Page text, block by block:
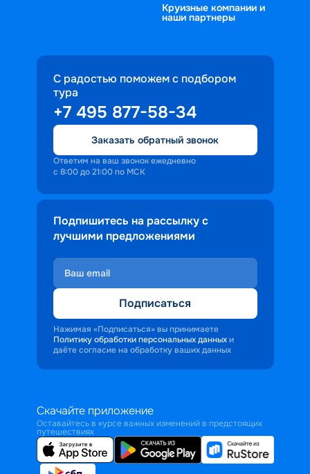
Круизные компании и
наши партнеры
С радостью поможем с подбором
тура
+7 495 877-58-34
Заказать обратный звонок
Ответим на ваш звонок ежедневно
с 8:00 до 21:00 по МСК
Подпишитесь на рассылку с
лучшими предложениями
Подписаться
Нажимая «Подписаться» вы принимаете
Политику обработки персональных данных и
даёте согласие на обработку ваших данных
Скачайте приложение
Оставайтесь в курсе важных изменений в предстоящих
путешествиях